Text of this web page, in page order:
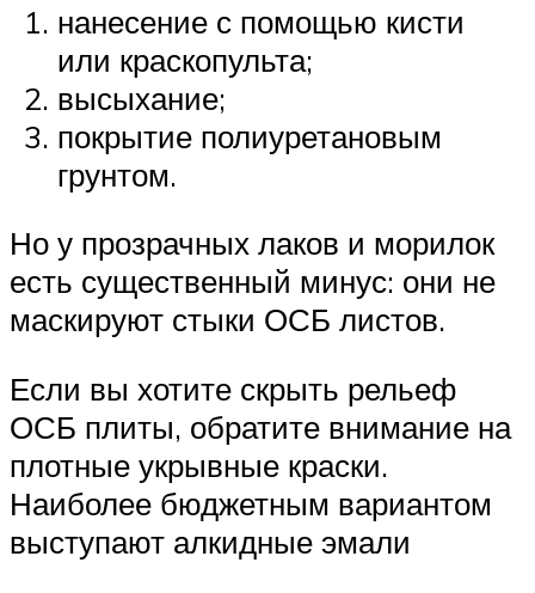
нанесение с помощью кисти
или краскопульта;
высыхание;
покрытие полиуретановым
грунтом.
Но у прозрачных лаков и морилок
есть существенный минус: они не
маскируют стыки ОСБ листов.
Если вы хотите скрыть рельеф
ОСБ плиты, обратите внимание на
плотные укрывные краски.
Наиболее бюджетным вариантом
выступают алкидные эмали